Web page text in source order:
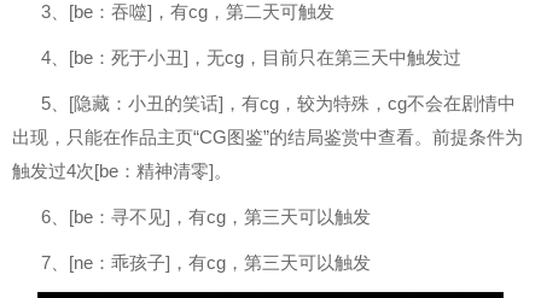
3、[be：吞噬]，有cg，第二天可触发
4、[be：死于小丑]，无cg，目前只在第三天中触发过
5、[隐藏：小丑的笑话]，有cg，较为特殊，cg不会在剧情中
出现，只能在作品主页“CG图鉴”的结局鉴赏中查看。前提条件为
触发过4次[be：精神清零]。
6、[be：寻不见]，有cg，第三天可以触发
7、[ne：乖孩子]，有cg，第三天可以触发